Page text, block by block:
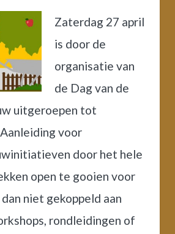
Zaterdag 27 april
is door de
organisatie van
de Dag van de
uitgeroepen tot
voor
door het hele
open te gooien voor
niet gekoppeld aan
rondleidingen of